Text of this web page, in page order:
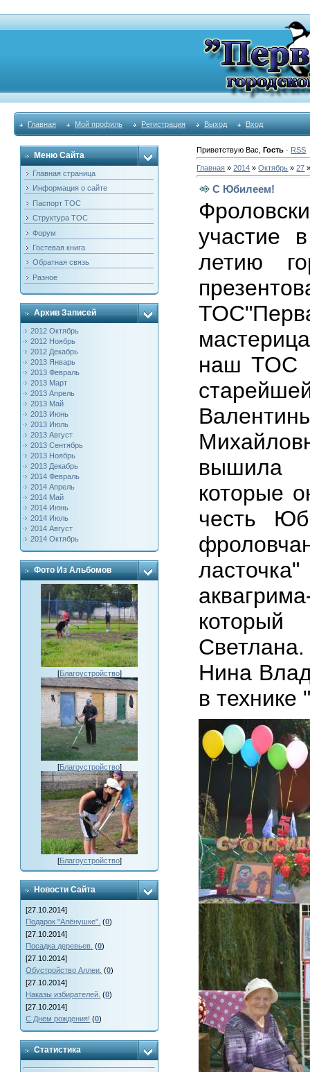
Главная Мой профиль Регистрация Выход Вход
Меню Сайта
Главная страница
Информация о сайте
Паспорт ТОС
Структура ТОС
Форум
Гостевая книга
Обратная связь
Разное
Архив Записей
2012 Октябрь
2012 Ноябрь
2012 Декабрь
2013 Январь
2013 Февраль
2013 Март
2013 Апрель
2013 Май
2013 Июнь
2013 Июль
2013 Август
2013 Сентябрь
2013 Ноябрь
2013 Декабрь
2014 Февраль
2014 Апрель
2014 Май
2014 Июнь
2014 Июль
2014 Август
2014 Октябрь
Фото Из Альбомов
[Благоустройство]
[Благоустройство]
[Благоустройство]
Новости Сайта
[27.10.2014]
Подарок "Алёнушке". (0)
[27.10.2014]
Посадка деревьев. (0)
[27.10.2014]
Обустройство Аллеи. (0)
[27.10.2014]
Наказы избирателей. (0)
[27.10.2014]
С Днем рождения! (0)
Статистика
Приветствую Вас ,Гость · RSS
Главная »2014 » Октябрь » 27
С Юбилеем!
участие
летию
наш ТОС
вышила
которые
честь
Нина
в